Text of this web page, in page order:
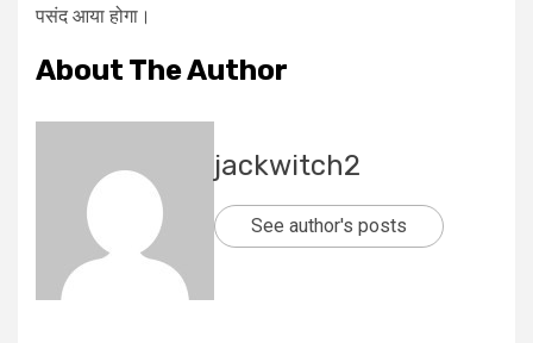
पसंद आया होगा।
About The Author
jackwitch2
See author's posts